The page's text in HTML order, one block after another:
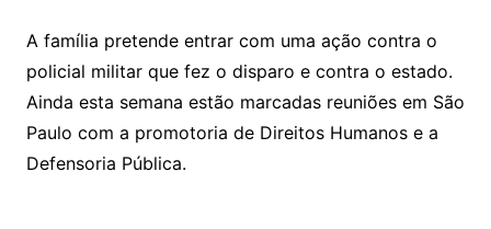
A família pretende entrar com uma ação contra o
policial militar que fez o disparo e contra o estado.
Ainda esta semana estão marcadas reuniões em São
Paulo com a promotoria de Direitos Humanos e a
Defensoria Pública.